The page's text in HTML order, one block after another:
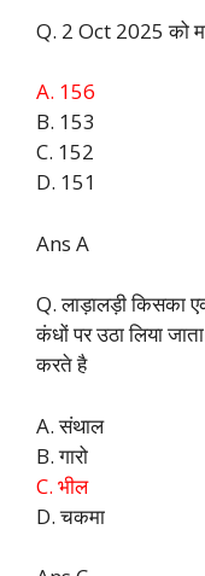
Q. 2 Oct 2025 को
A. 156
B. 153
C. 152
D. 151
Ans A
Q. लाड़ालड़ी किसका
कंधों पर उठा लिया
करते है
A. संथाल
B. गारो
C. भील
D. चकमा